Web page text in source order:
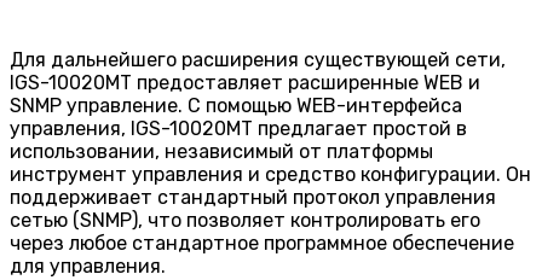
Для дальнейшего расширения существующей сети,
IGS-10020MT предоставляет расширенные WEB и
SNMP управление. С помощью WEB-интерфейса
управления, IGS-10020MT предлагает простой в
использовании, независимый от платформы
инструмент управления и средство конфигурации. Он
поддерживает стандартный протокол управления
сетью (SNMP), что позволяет контролировать его
через любое стандартное программное обеспечение
для управления.